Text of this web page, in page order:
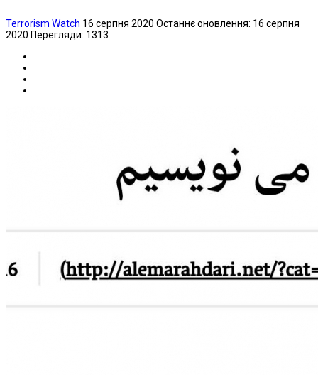
Terrorism Watch 16 серпня 2020 Останнє оновлення: 16 серпня
2020 Перегляди: 1313